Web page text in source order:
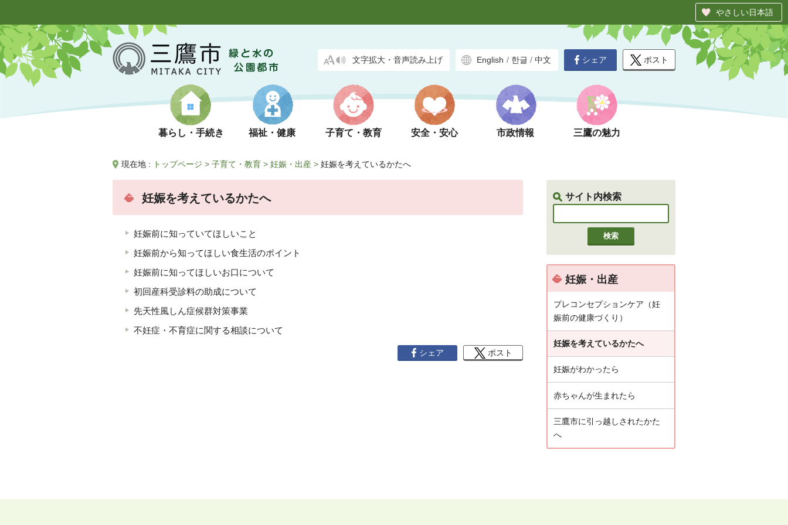
やさしい日本語
文字拡大・音声読み上げ English / 한글 / 中文
暮らし・手続き 福祉・健康 子育て・教育 安全・安心 市政情報 三鷹の魅力
シェア ポスト
現在地 : トップページ > 子育て・教育 > 妊娠・出産 > 妊娠を考えているかたへ
サイト内検索
妊娠を考えているかたへ
妊娠前に知っていてほしいこと
妊娠前から知ってほしい食生活のポイント
妊娠前に知ってほしいお口について
初回産科受診料の助成について
先天性風しん症候群対策事業
不妊症・不育症に関する相談について
シェア ポスト
妊娠・出産
プレコンセプションケア（妊
娠前の健康づくり）
妊娠を考えているかたへ
妊娠がわかったら
赤ちゃんが生まれたら
三鷹市に引っ越しされたかた
へ